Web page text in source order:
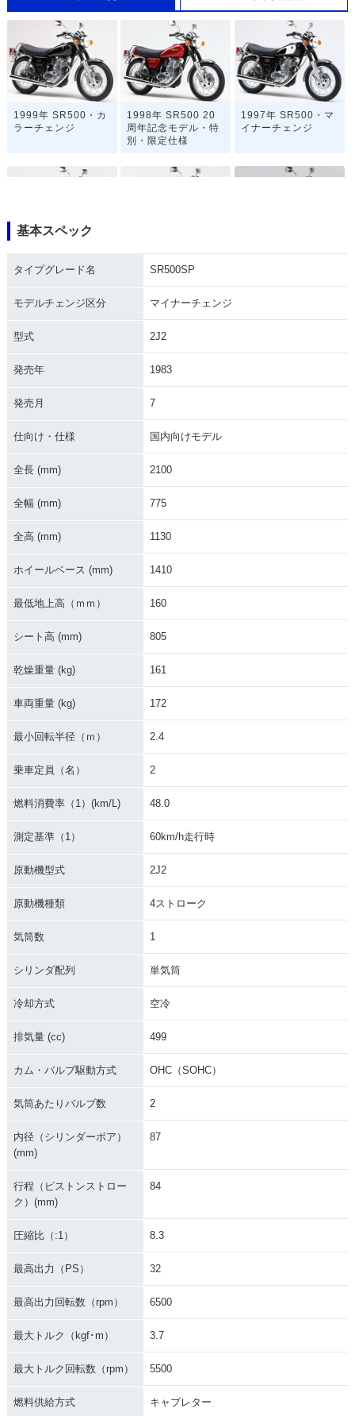
1999年 SR500・カ
ラーチェンジ
1998年 SR500 20
周年記念モデル・特
別・限定仕様
1997年 SR500・マ
イナーチェンジ
イナーチェンジ
イナーチェンジ
ラーチェンジ
イナーチェンジ
1983年 SR500SP・
マイナーチェンジ
イナーチェンジ
1978年 SR500・新
登場
基本スペック
タイプグレード名 SR500SP
モデルチェンジ区分 マイナーチェンジ
型式 2J2
発売年 1983
発売月 7
仕向け・仕様 国内向けモデル
全長 (mm) 2100
全幅 (mm) 775
全高 (mm) 1130
ホイールベース (mm) 1410
最低地上高（ｍｍ） 160
シート高 (mm) 805
乾燥重量 (kg) 161
車両重量 (kg) 172
最小回転半径（ｍ） 2.4
乗車定員（名） 2
燃料消費率（1）(km/L) 48.0
測定基準（1） 60km/h走行時
原動機型式 2J2
原動機種類 4ストローク
気筒数 1
シリンダ配列 単気筒
冷却方式 空冷
排気量 (cc) 499
カム・バルブ駆動方式 OHC（SOHC）
気筒あたりバルブ数 2
内径（シリンダーボア）
(mm)
87
行程（ピストンストロー
ク）(mm)
84
圧縮比（:1） 8.3
最高出力（PS） 32
最高出力回転数（rpm） 6500
最大トルク（kgf･m） 3.7
最大トルク回転数（rpm） 5500
燃料供給方式 キャブレター